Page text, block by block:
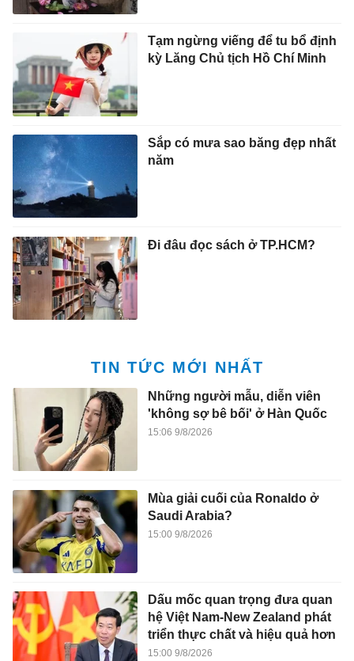
Tạm ngừng viếng để tu bổ định
kỳ Lăng Chủ tịch Hồ Chí Minh
Sắp có mưa sao băng đẹp nhất
năm
Đi đâu đọc sách ở TP.HCM?
TIN TỨC MỚI NHẤT
Những người mẫu, diễn viên
'không sợ bê bối' ở Hàn Quốc
15:06 9/8/2026
Mùa giải cuối của Ronaldo ở
Saudi Arabia?
15:00 9/8/2026
Dấu mốc quan trọng đưa quan
hệ Việt Nam-New Zealand phát
triển thực chất và hiệu quả hơn
15:00 9/8/2026